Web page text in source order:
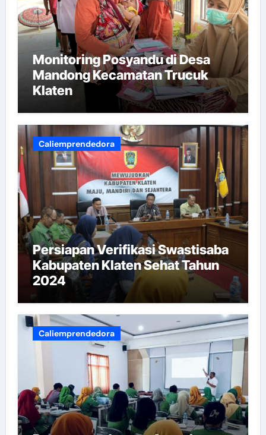
Monitoring Posyandu di Desa
Mandong Kecamatan Trucuk
Klaten
Caliemprendedora
Persiapan Verifikasi Swastisaba
Kabupaten Klaten Sehat Tahun
2024
Caliemprendedora